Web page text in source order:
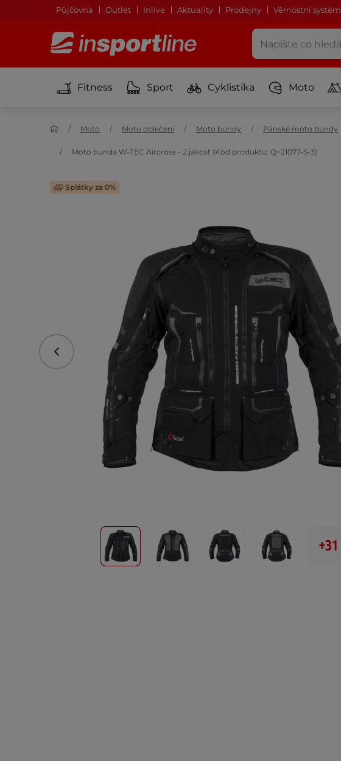
Půjčovna Outlet Inlive Aktuality Prodejny Věrnostní systém
Fitness Sport Cyklistika Moto
Moto Moto oblečení Moto bundy Pánské moto bundy
Moto bunda W-TEC Aircross - 2.jakost (Kód produktu: Q=21077-S-3)
Splátky za 0%
Předchozí
+31